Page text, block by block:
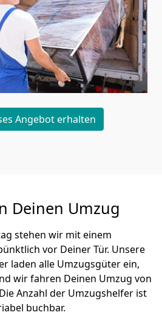
Angebot erhalten
Deinen Umzug
stehen wir mit einem
vor Deiner Tür. Unsere
laden alle Umzugsgüter ein,
wir fahren Deinen Umzug von
Anzahl der Umzugshelfer ist
buchbar.